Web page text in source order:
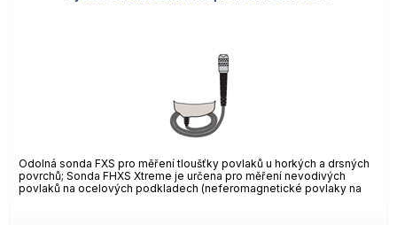
Odolná sonda FXS pro měření tloušťky povlaků u horkých a drsných
povrchů; Sonda FHXS Xtreme je určena pro měření nevodivých
povlaků na ocelových podkladech (neferomagnetické povlaky na